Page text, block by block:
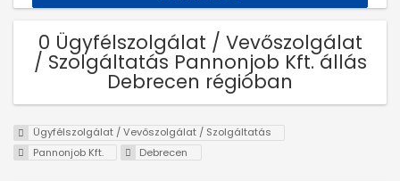
0 Ügyfélszolgálat / Vevőszolgálat
/ Szolgáltatás Pannonjob Kft. állás
Debrecen régióban
Ügyfélszolgálat / Vevőszolgálat / Szolgáltatás
Pannonjob Kft.
Debrecen